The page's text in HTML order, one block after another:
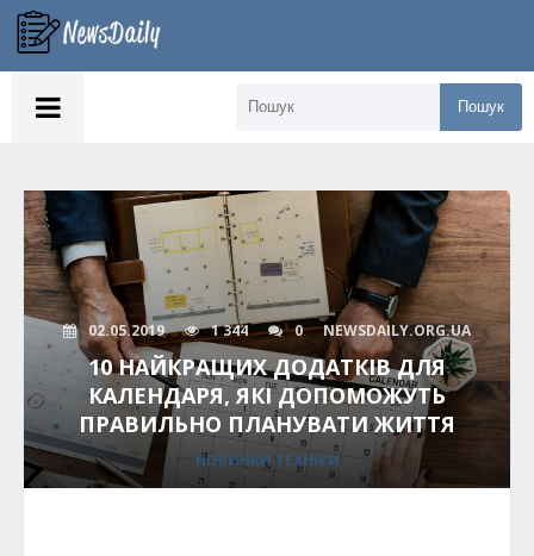
Пошук
02.05.2019 1 344 0 NEWSDAILY.ORG.UA
10 НАЙКРАЩИХ ДОДАТКІВ ДЛЯ
КАЛЕНДАРЯ, ЯКІ ДОПОМОЖУТЬ
ПРАВИЛЬНО ПЛАНУВАТИ ЖИТТЯ
НОВИНКИ ТЕХНІКИ